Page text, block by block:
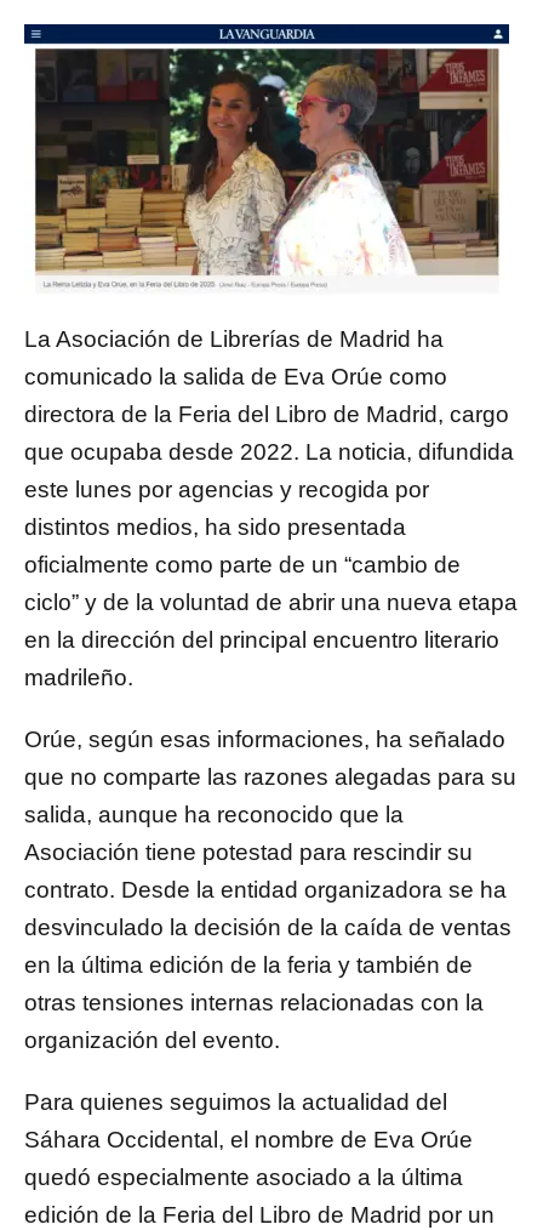
La Asociación de Librerías de Madrid ha
comunicado la salida de Eva Orúe como
directora de la Feria del Libro de Madrid, cargo
que ocupaba desde 2022. La noticia, difundida
este lunes por agencias y recogida por
distintos medios, ha sido presentada
oficialmente como parte de un “cambio de
ciclo” y de la voluntad de abrir una nueva etapa
en la dirección del principal encuentro literario
madrileño.
Orúe, según esas informaciones, ha señalado
que no comparte las razones alegadas para su
salida, aunque ha reconocido que la
Asociación tiene potestad para rescindir su
contrato. Desde la entidad organizadora se ha
desvinculado la decisión de la caída de ventas
en la última edición de la feria y también de
otras tensiones internas relacionadas con la
organización del evento.
Para quienes seguimos la actualidad del
Sáhara Occidental, el nombre de Eva Orúe
quedó especialmente asociado a la última
edición de la Feria del Libro de Madrid por un